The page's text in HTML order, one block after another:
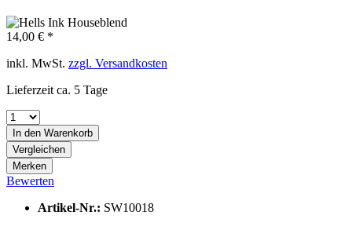
14,00 € *
inkl. MwSt. zzgl. Versandkosten
Lieferzeit ca. 5 Tage
In den Warenkorb
Vergleichen
Merken
Bewerten
Artikel-Nr.: SW10018